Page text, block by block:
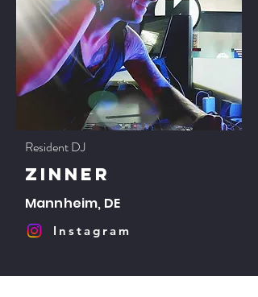
Resident DJ
zinner
Mannheim, DE
Instagram